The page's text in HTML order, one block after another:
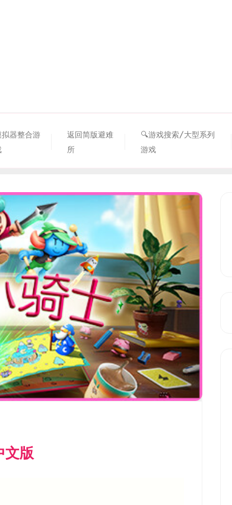
拟器整合游
返回简版避难
所
🔍游戏搜索/大型系列
游戏
文版